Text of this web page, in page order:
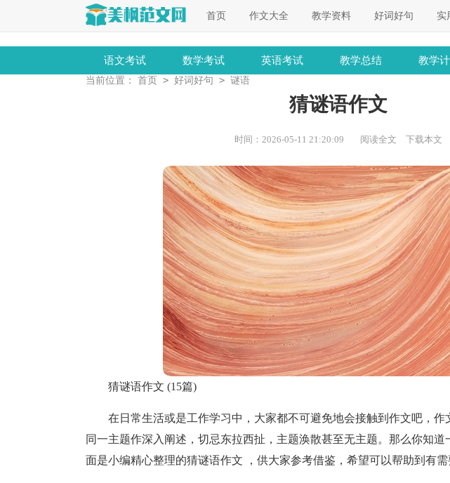
首页 作文大全 教学资料 好词好句 实
语文考试 数学考试 英语考试 教学总结 教学
当前位置： 首页 > 好词好句 > 谜语
猜谜语作文
时间：2026-05-11 21:20:09 阅读全文 下载本文
猜谜语作文 (15篇)
在日常生活或是工作学习中，大家都不可避免地会接触到作文吧，
同一主题作深入阐述，切忌东拉西扯，主题涣散甚至无主题。那么你知
面是小编精心整理的猜谜语作文 ，供大家参考借鉴，希望可以帮助到有需